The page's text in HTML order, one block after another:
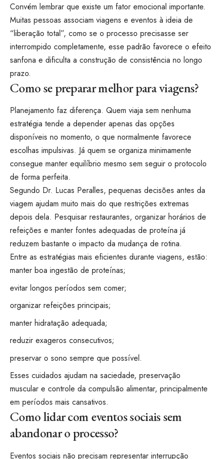
Convém lembrar que existe um fator emocional importante.
Muitas pessoas associam viagens e eventos à ideia de
“liberação total”, como se o processo precisasse ser
interrompido completamente, esse padrão favorece o efeito
sanfona e dificulta a construção de consistência no longo
prazo.
Como se preparar melhor para viagens?
Planejamento faz diferença. Quem viaja sem nenhuma
estratégia tende a depender apenas das opções
disponíveis no momento, o que normalmente favorece
escolhas impulsivas. Já quem se organiza minimamente
consegue manter equilíbrio mesmo sem seguir o protocolo
de forma perfeita.
Segundo Dr. Lucas Peralles, pequenas decisões antes da
viagem ajudam muito mais do que restrições extremas
depois dela. Pesquisar restaurantes, organizar horários de
refeições e manter fontes adequadas de proteína já
reduzem bastante o impacto da mudança de rotina.
Entre as estratégias mais eficientes durante viagens, estão:
manter boa ingestão de proteínas;
evitar longos períodos sem comer;
organizar refeições principais;
manter hidratação adequada;
reduzir exageros consecutivos;
preservar o sono sempre que possível.
Esses cuidados ajudam na saciedade, preservação
muscular e controle da compulsão alimentar, principalmente
em períodos mais cansativos.
Como lidar com eventos sociais sem
abandonar o processo?
Eventos sociais não precisam representar interrupção